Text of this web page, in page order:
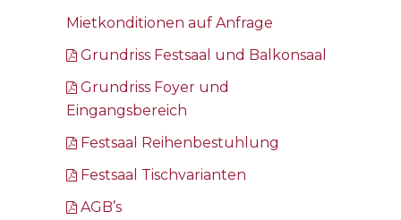
Mietkonditionen auf Anfrage
Grundriss Festsaal und Balkonsaal
Grundriss Foyer und
Eingangsbereich
Festsaal Reihenbestuhlung
Festsaal Tischvarianten
AGB’s